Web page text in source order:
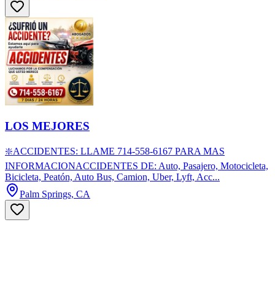
LOS MEJORES
❇️ACCIDENTES: LLAME 714-558-6167 PARA MAS
INFORMACIONACCIDENTES DE: Auto, Pasajero, Motocicleta,
Bicicleta, Peatón, Auto Bus, Camion, Uber, Lyft, Acc...
Palm Springs, CA